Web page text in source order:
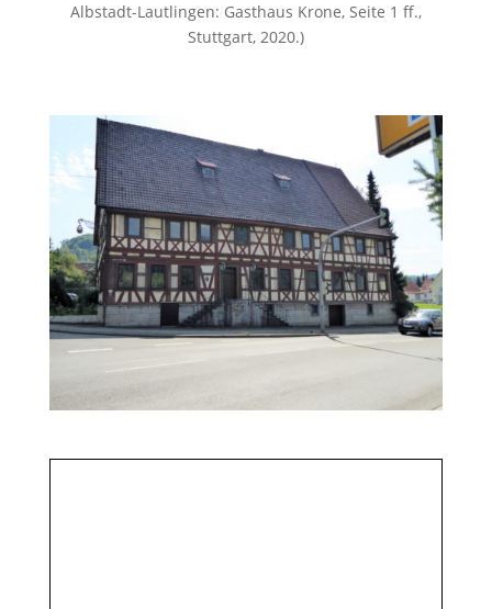
Albstadt-Lautlingen: Gasthaus Krone, Seite 1 ff.,
Stuttgart, 2020.)